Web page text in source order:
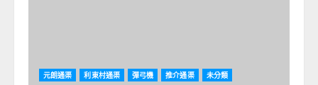
元朗通渠 利東村通渠 彈弓機 推介通渠 未分類